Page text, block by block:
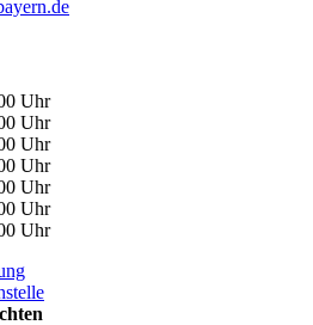
Uhr
Uhr
Uhr
Uhr
Uhr
Uhr
Uhr